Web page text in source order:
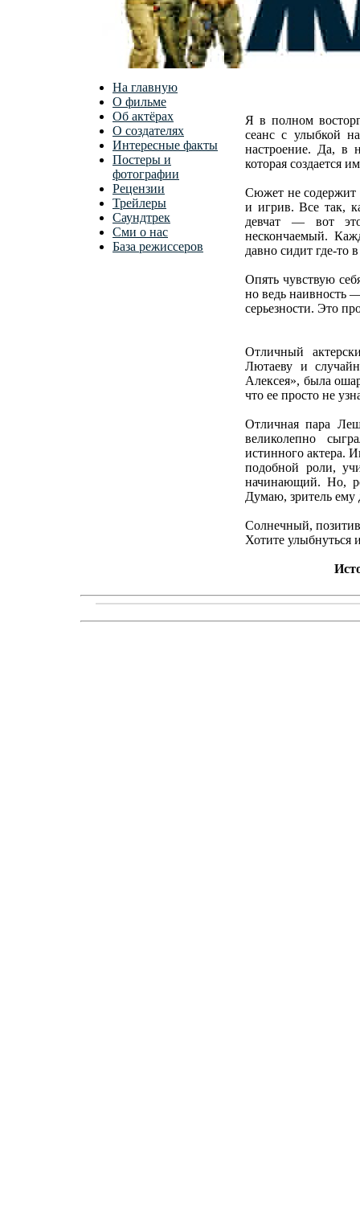
На главную
О фильме
Об актёрах
О создателях
Интересные факты
Постеры и
фотографии
Рецензии
Трейлеры
Саундтрек
Сми о нас
База режиссеров
Я в полном
сеанс с улыбкой
настроение. Да, в
которая создается
Сюжет не содержит
и игрив. Все так,
девчат — вот
нескончаемый.
давно сидит где-то
Опять чувствую
но ведь наивность
серьезности. Это
Отличный
Лютаеву и
Алексея», была
что ее просто не
Отличная пара
великолепно
истинного актера.
подобной роли,
начинающий. Но,
Думаю, зритель ему
Солнечный,
Хотите улыбнуться